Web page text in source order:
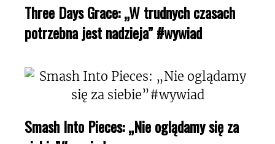
Three Days Grace: „W trudnych czasach
potrzebna jest nadzieja” #wywiad
Smash Into Pieces: „Nie oglądamy się za